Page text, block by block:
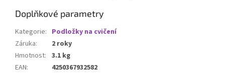
Doplňkové parametry
Kategorie: Podložky na cvičení
Záruka:
2 roky
Hmotnost: 3.1 kg
EAN:
4250367932582